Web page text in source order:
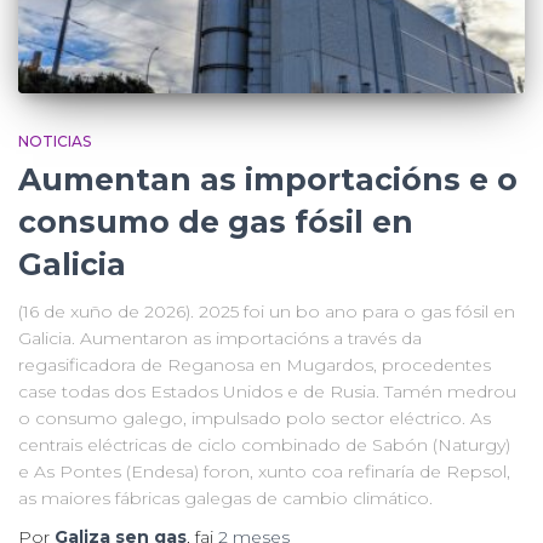
NOTICIAS
Aumentan as importacións e o
consumo de gas fósil en
Galicia
(16 de xuño de 2026). 2025 foi un bo ano para o gas fósil en
Galicia. Aumentaron as importacións a través da
regasificadora de Reganosa en Mugardos, procedentes
case todas dos Estados Unidos e de Rusia. Tamén medrou
o consumo galego, impulsado polo sector eléctrico. As
centrais eléctricas de ciclo combinado de Sabón (Naturgy)
e As Pontes (Endesa) foron, xunto coa refinaría de Repsol,
as maiores fábricas galegas de cambio climático.
Por Galiza sen gas, fai 2 meses